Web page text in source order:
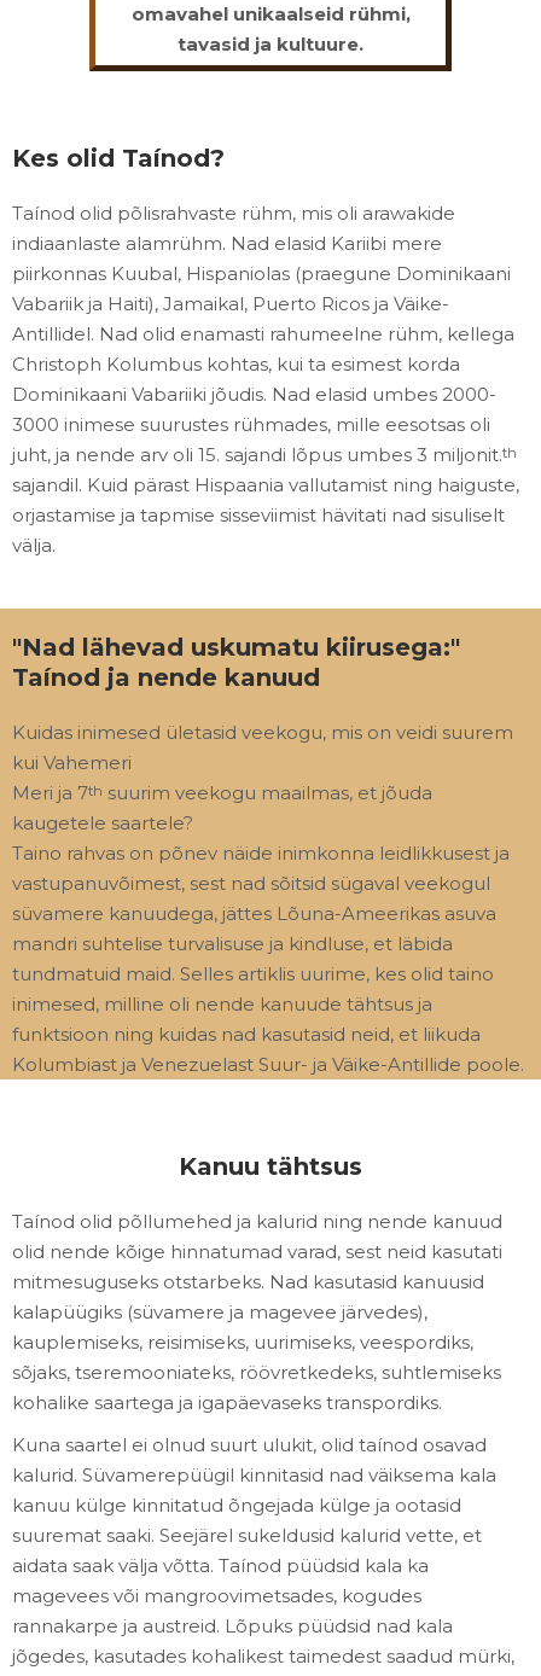
omavahel unikaalseid rühmi,
tavasid ja kultuure.
Kes olid Taínod?
Taínod olid põlisrahvaste rühm, mis oli arawakide
indiaanlaste alamrühm. Nad elasid Kariibi mere
piirkonnas Kuubal, Hispaniolas (praegune Dominikaani
Vabariik ja Haiti), Jamaikal, Puerto Ricos ja Väike-
Antillidel. Nad olid enamasti rahumeelne rühm, kellega
Christoph Kolumbus kohtas, kui ta esimest korda
Dominikaani Vabariiki jõudis. Nad elasid umbes 2000-
3000 inimese suurustes rühmades, mille eesotsas oli
juht, ja nende arv oli 15. sajandi lõpus umbes 3 miljonit.th
sajandil. Kuid pärast Hispaania vallutamist ning haiguste,
orjastamise ja tapmise sisseviimist hävitati nad sisuliselt
välja.
"Nad lähevad uskumatu kiirusega:"
Taínod ja nende kanuud
Kuidas inimesed ületasid veekogu, mis on veidi suurem
kui Vahemeri
Meri ja 7th suurim veekogu maailmas, et jõuda
kaugetele saartele?
Taino rahvas on põnev näide inimkonna leidlikkusest ja
vastupanuvõimest, sest nad sõitsid sügaval veekogul
süvamere kanuudega, jättes Lõuna-Ameerikas asuva
mandri suhtelise turvalisuse ja kindluse, et läbida
tundmatuid maid. Selles artiklis uurime, kes olid taino
inimesed, milline oli nende kanuude tähtsus ja
funktsioon ning kuidas nad kasutasid neid, et liikuda
Kolumbiast ja Venezuelast Suur- ja Väike-Antillide poole.
Kanuu tähtsus
Taínod olid põllumehed ja kalurid ning nende kanuud
olid nende kõige hinnatumad varad, sest neid kasutati
mitmesuguseks otstarbeks. Nad kasutasid kanuusid
kalapüügiks (süvamere ja magevee järvedes),
kauplemiseks, reisimiseks, uurimiseks, veespordiks,
sõjaks, tseremooniateks, röövretkedeks, suhtlemiseks
kohalike saartega ja igapäevaseks transpordiks.
Kuna saartel ei olnud suurt ulukit, olid taínod osavad
kalurid. Süvamerepüügil kinnitasid nad väiksema kala
kanuu külge kinnitatud õngejada külge ja ootasid
suuremat saaki. Seejärel sukeldusid kalurid vette, et
aidata saak välja võtta. Taínod püüdsid kala ka
magevees või mangroovimetsades, kogudes
rannakarpe ja austreid. Lõpuks püüdsid nad kala
jõgedes, kasutades kohalikest taimedest saadud mürki,